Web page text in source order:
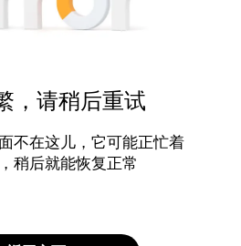
，请稍后重试
不在这儿，它可能正忙着
稍后就能恢复正常